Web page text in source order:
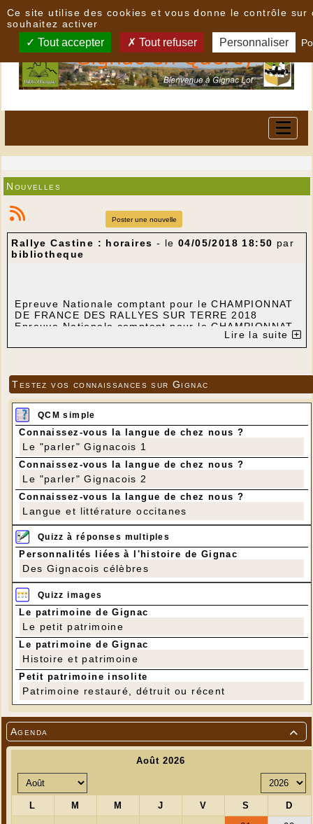

Agenda
Nouvelles
Poster une nouvelle
Rallye Castine : horaires - le 04/05/2018 18:50 par
bibliotheque
Epreuve Nationale comptant pour le CHAMPIONNAT
DE FRANCE DES RALLYES SUR TERRE 2018
Epreuve Nationale comptant pour le CHAMPIONNAT
DE FRANCE DES RALLYES SUR TERRE 2018 VHC
(véhicules historiques)
consignes des commissaires de course ! Voici
quelques images tournées lors du dernier
passage à Gignac en 1994 :
Le rallye Castine de passage au moulin de
Samedi 5 mai 2018
Epreuves chronométrées sur les communes de
CAZILLAC – CUZANCE – FLAUJAC – GIGNAC –
MARTEL et SARRAZAC
Epreuves chronométrées sur les communes de
AYNAC – THEMINES – REILHAC
Secteur routier passant par GRAMAT- MONTVALENT
Lire la suite
Testez vos connaissances sur Gignac
QCM simple
Connaissez-vous la langue de chez nous ?
Le "parler" Gignacois 1
Connaissez-vous la langue de chez nous ?
Le "parler" Gignacois 2
Connaissez-vous la langue de chez nous ?
Langue et littérature occitanes
Quizz à réponses multiples
Personnalités liées à l'histoire de Gignac
Des Gignacois célèbres
Quizz images
Le patrimoine de Gignac
Le petit patrimoine
Le patrimoine de Gignac
Histoire et patrimoine
Petit patrimoine insolite
Patrimoine restauré, détruit ou récent
Ce site utilise des cookies et vous donne le contrôle sur
souhaitez activer
Tout accepter Tout refuser Personnaliser